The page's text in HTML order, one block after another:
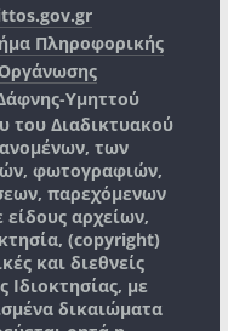
Πληροφορικής
Υμηττού
του Διαδικτυακού
των
φωτογραφιών,
παρεχόμενων
αρχείων,
(copyright)
και διεθνείς
Ιδιοκτησίας, με
δικαιώματα